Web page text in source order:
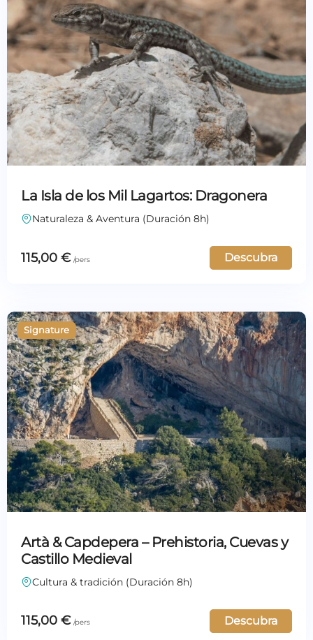
La Isla de los Mil Lagartos: Dragonera
Naturaleza & Aventura (Duración 8h)
115,00 € Descubra
Artà & Capdepera – Prehistoria, Cuevas y
Castillo Medieval
Cultura & tradición (Duración 8h)
115,00 € Descubra